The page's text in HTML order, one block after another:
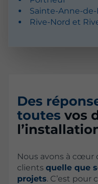
Sainte-Anne-
Rive-Nord et
Des
toutes vos
Nous avons à cœur
clients quelle que
projets. C’est pour